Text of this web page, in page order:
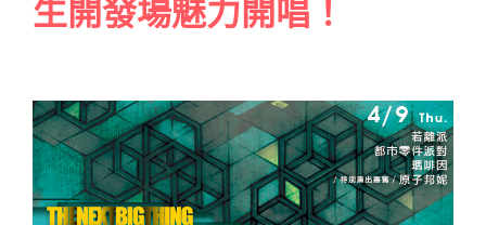
生開發場魅力開唱！